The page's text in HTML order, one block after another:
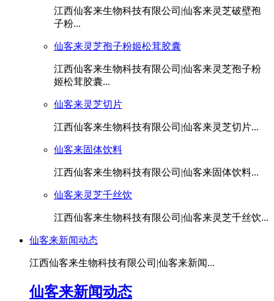
江西仙客来生物科技有限公司|仙客来灵芝破壁孢
子粉...
仙客来灵芝孢子粉姬松茸胶囊
江西仙客来生物科技有限公司|仙客来灵芝孢子粉
姬松茸胶囊...
仙客来灵芝切片
江西仙客来生物科技有限公司|仙客来灵芝切片...
仙客来固体饮料
江西仙客来生物科技有限公司|仙客来固体饮料...
仙客来灵芝千丝饮
江西仙客来生物科技有限公司|仙客来灵芝千丝饮...
仙客来新闻动态
江西仙客来生物科技有限公司|仙客来新闻...
仙客来新闻动态